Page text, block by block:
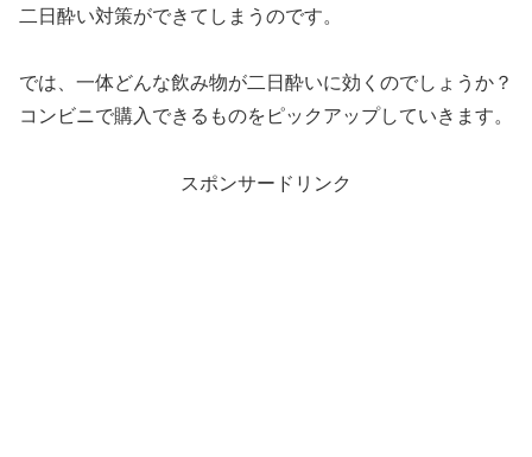
二日酔い対策ができてしまうのです。
では、一体どんな飲み物が二日酔いに効くのでしょうか？
コンビニで購入できるものをピックアップしていきます。
スポンサードリンク